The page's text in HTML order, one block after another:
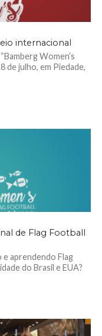
internacional
Women’s
de julho, em Piedade,
de Flag Football
e aprendendo Flag
do Brasil e EUA?